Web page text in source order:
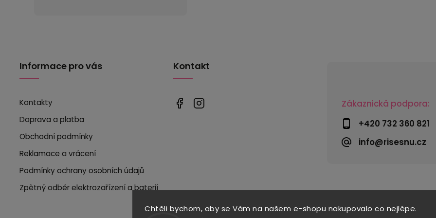
Chtěli bychom, aby se Vám na našem e-shopu nakupovalo co nejlépe.
Zákaznická podpora:
+420 732 360 821
info@risesnu.cz
Informace pro vás
Kontakty
Doprava a platba
Obchodní podmínky
Reklamace a vrácení
Podmínky ochrany osobních údajů
Zpětný odběr elektrozařízení a baterií
Kontakt